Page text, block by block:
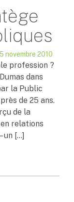
novembre 2010
profession ?
dans
la Public
de 25 ans.
de la
relations
un […]